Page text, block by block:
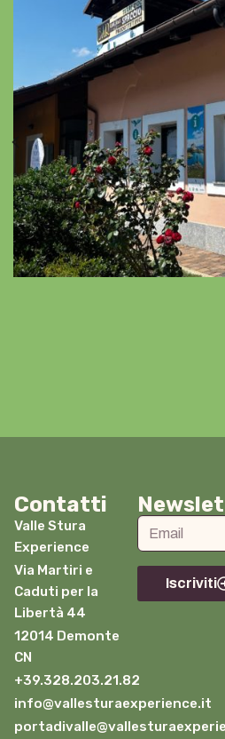
Contatti
Valle Stura
Experience
Via Martiri e
Caduti per la
Libertà 44
12014 Demonte
CN
+39.328.203.21.82
info@vallesturaexperience.it
Iscriviti